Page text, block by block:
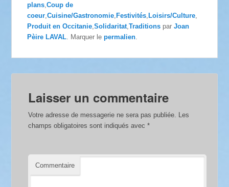
plans ,Coup de
coeur ,Cuisine/Gastronomie Festivités Loisirs/Culture
Produit en Occitanie ,Solidaritat ,Traditions parJoan
Pèire LAVAL . Marquer lepermalien
Laisser un commentaire
Votre adresse de messagerie ne sera pas publiée.
Les
champs obligatoires sont indiqués avec*
Commentaire